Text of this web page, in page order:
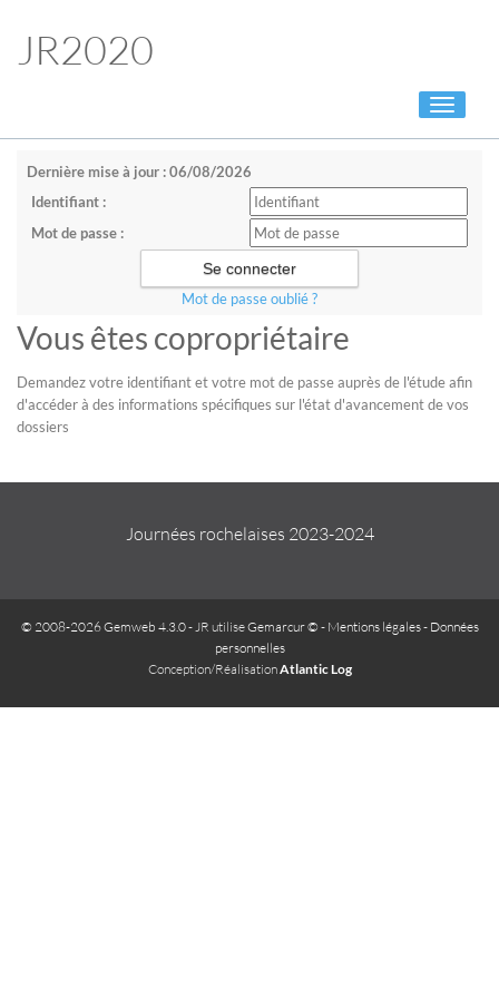
JR2020
Toggle
Dernière mise à jour : 06/08/2026
Identifiant :
Mot de passe :
Mot de passe oublié ?
Vous êtes copropriétaire
Demandez votre identifiant et votre mot de passe auprès de l'étude afin
d'accéder à des informations spécifiques sur l'état d'avancement de vos
dossiers
Journées rochelaises 2023-2024
© 2008-2026 Gemweb 4.3.0- JR utiliseGemarcur © - Mentions légales- Données
personnelles
Conception/RéalisationAtlantic Log